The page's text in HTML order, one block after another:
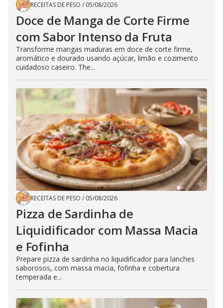
RECEITAS DE PESO / 05/08/2026
Doce de Manga de Corte Firme
com Sabor Intenso da Fruta
Transforme mangas maduras em doce de corte firme,
aromático e dourado usando açúcar, limão e cozimento
cuidadoso caseiro. The...
RECEITAS DE PESO / 05/08/2026
Pizza de Sardinha de
Liquidificador com Massa Macia
e Fofinha
Prepare pizza de sardinha no liquidificador para lanches
saborosos, com massa macia, fofinha e cobertura
temperada e...